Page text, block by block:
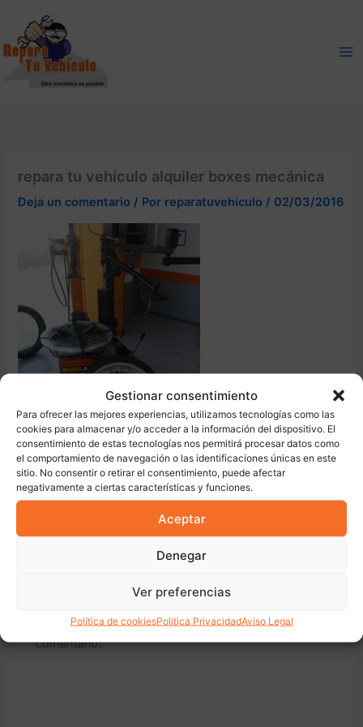
Gestionar consentimiento
Para ofrecer las mejores experiencias, utilizamos tecnologías como las
cookies para almacenar y/o acceder a la información del dispositivo. El
consentimiento de estas tecnologías nos permitirá procesar datos como
el comportamiento de navegación o las identificaciones únicas en este
sitio. No consentir o retirar el consentimiento, puede afectar
negativamente a ciertas características y funciones.
Aceptar
Denegar
Ver preferencias
Política de cookiesPolitica PrivacidadAviso Legal
contenido
repara tu vehículo alquiler boxes mecánica
Deja un comentario / Por reparatuvehiculo / 02/03/2016
Deja una respuesta
Lo siento, debes estarconectadopara publicar un
comentario.